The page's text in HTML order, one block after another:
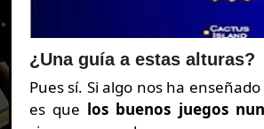
¿Una guía a estas alturas?
Pues sí. Si algo nos ha
es que los buenos juegos